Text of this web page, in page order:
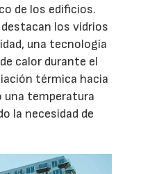
de los edificios.
los vidrios
una tecnología
calor durante el
térmica hacia
una temperatura
la necesidad de